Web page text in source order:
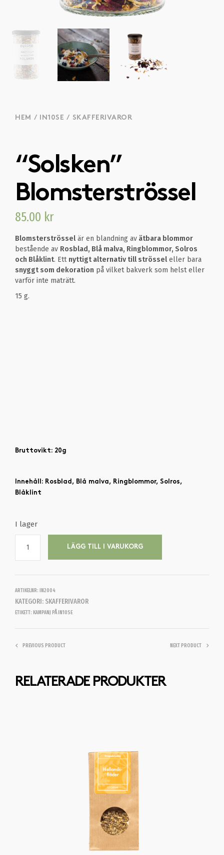
HEM / IN10SE / SKAFFERIVAROR
“Solsken”
Blomsterströssel
85.00 kr
Blomsterströsselär en blandning av ätbara blommor
bestående av Rosblad, Blå malva, Ringblommor, Solros
och Blåklint. Ett nyttigt alternativ till strösseleller bara
snyggt som dekoration på vilket bakverk som helst eller
varför inte maträtt.
15 g.
Bruttovikt: 20g
Innehåll: Rosblad, Blå malva, Ringblommor, Solros,
Blåklint
I lager
LÄGG TILL I VARUKORG
ARTIKELNR: IN2004
KATEGORI: SKAFFERIVAROR
ETIKETT: KAMPANJ PÅ IN10SE
PREVIOUS PRODUCT NEXT PRODUCT
RELATERADE PRODUKTER